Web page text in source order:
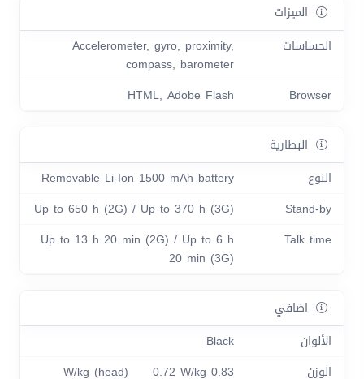
الميزات
الحساسات
Accelerometer, gyro, proximity,
compass, barometer
Browser
HTML, Adobe Flash
البطارية
النوع
Removable Li-Ion 1500 mAh battery
Stand-by
Up to 650 h (2G) / Up to 370 h (3G)
Talk time
Up to 13 h 20 min (2G) / Up to 6 h
20 min (3G)
اضافي
الألوان
Black
الوزن
0.83 W/kg (head) 0.72 W/kg